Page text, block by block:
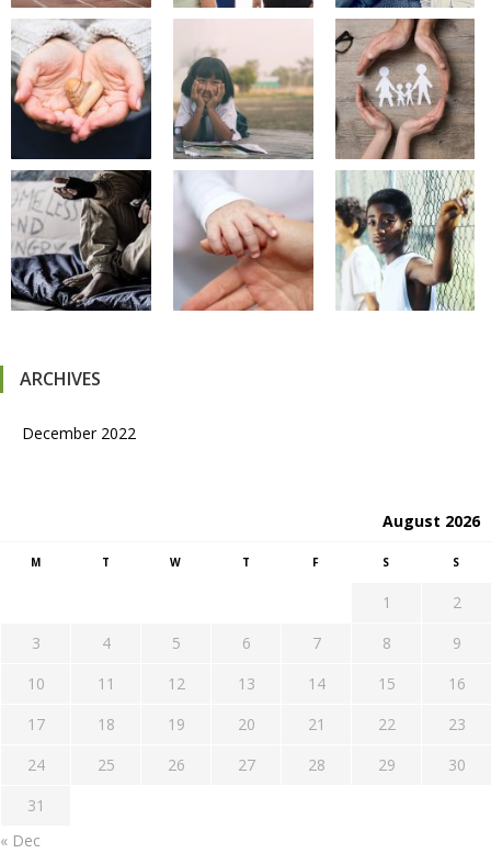
ARCHIVES
December 2022
August 2026
M T W T F S S
1
2
3
4 5 6 7 8
9
10
11 12 13 14 15
16
17
18 19 20 21 22
23
24
25 26 27 28 29
30
31
« Dec